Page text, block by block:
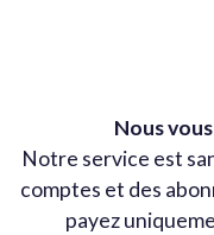
Nous
Notre service est
comptes et des
payez